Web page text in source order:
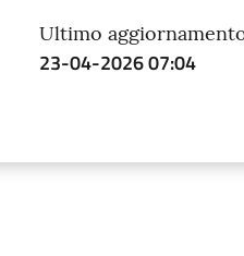
Ultimo
23-04-2026 07:04